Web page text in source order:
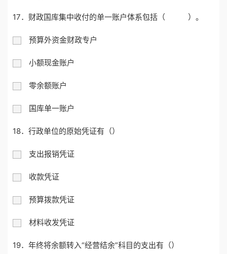
17．财政国库集中收付的单一账户体系包括（ ）。
预算外资金财政专户
小额现金账户
零余额账户
国库单一账户
18．行政单位的原始凭证有（）
支出报销凭证
收款凭证
预算拨款凭证
材料收发凭证
19．年终将余额转入“经营结余”科目的支出有（）